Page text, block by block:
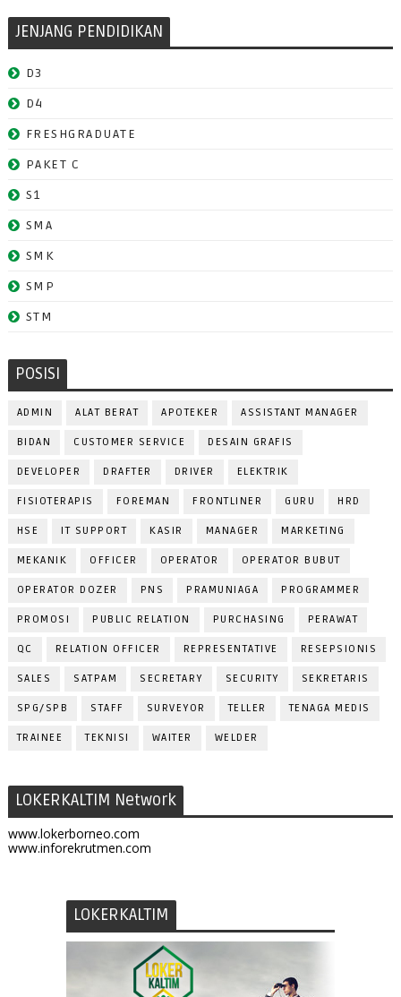
JENJANG PENDIDIKAN
D3
D4
FRESHGRADUATE
PAKET C
S1
SMA
SMK
SMP
STM
POSISI
ADMIN ALAT BERAT APOTEKER ASSISTANT MANAGER
BIDAN CUSTOMER SERVICE DESAIN GRAFIS
DEVELOPER DRAFTER DRIVER ELEKTRIK
FISIOTERAPIS FOREMAN FRONTLINER GURU HRD
HSE IT SUPPORT KASIR MANAGER MARKETING
MEKANIK OFFICER OPERATOR OPERATOR BUBUT
OPERATOR DOZER PNS PRAMUNIAGA PROGRAMMER
PROMOSI PUBLIC RELATION PURCHASING PERAWAT
QC RELATION OFFICER REPRESENTATIVE RESEPSIONIS
SALES SATPAM SECRETARY SECURITY SEKRETARIS
SPG/SPB STAFF SURVEYOR TELLER TENAGA MEDIS
TRAINEE TEKNISI WAITER WELDER
LOKERKALTIM Network
www.lokerborneo.com
www.inforekrutmen.com
LOKERKALTIM